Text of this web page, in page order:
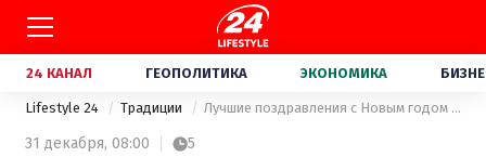
24 КАНАЛ ГЕОПОЛИТИКА ЭКОНОМИКА
Lifestyle 24 Традиции Лучшие поздравления с Новым годом 2020 в прозе и стихах
31 декабря, 08:00 5